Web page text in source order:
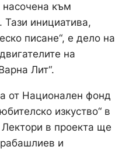
насочена към
инициатива,
писане“, е дело на
на
Лит“.
от Национален фонд
изкуство“ в
Лектори в проекта ще
и